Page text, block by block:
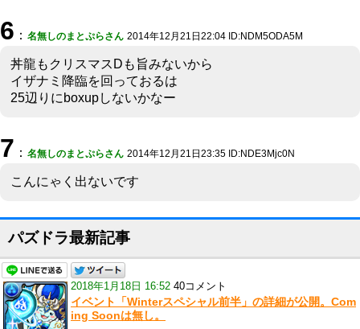
6 ： 名無しのまとぷらさん 2014年12月21日22:04 ID:NDM5ODA5M
丼龍もクリスマスDも旨みないから
イザナミ降臨を回っておるは
25辺りにboxupしないかなー
7 ： 名無しのまとぷらさん 2014年12月21日23:35 ID:NDE3Mjc0N
こんにゃく出ないです
パズドラ最新記事
2018年1月18日 16:52 40コメント
イベント「Winterスペシャル前半」の詳細が公開。Com
ing Soonは無し。